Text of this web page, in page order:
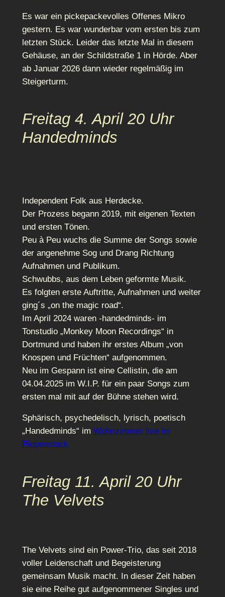
Es war ein pickepackevolles Offenes Mikro
gestern. Es war wunderbar vom ersten bis zum
letzten Stück. Leider das letzte Mal in diesem
Gehäuse, an der Schildstraße 1 in Hörde. Aber
ab Januar 2026 dann wieder regelmäßig im
Steigerturm.
Freitag 4. April 20 Uhr
Handedminds
Independent Folk aus Herdecke.
Der Prozess begann 2019, mit eigenen Texten
und ersten Tönen.
Peu à Peu wuchs die Summe der Songs sowie
der angenehme Sog und Drang Richtung
Aufnahmen und Publikum.
Schwubbs, aus dem Leben geformte Musik.
Es folgten erste Auftritte, Aufnahmen und weiter
ging´s „on the magic road“.
Im April 2024 waren -handedminds- im
Tonstudio „Monkey Moon Recordings“ in
Dortmund und haben ihr erstes Album „von
Knospen und Früchten“ aufgenommen.
Neu im Gespann ist eine Cellistin, die am
04.04.2025 im W.I.P. für ein paar Songs zum
ersten mal mit auf der Bühne stehen wird.
Sphärisch, psychedelisch, lyrisch, poetisch
„Handedminds“ im Wohnzimmer live im
Piepenstock
Freitag 11. April 20 Uhr
The Velvets
The Velvets sind ein Power-Trio, das seit 2018
voller Leidenschaft und Begeisterung
gemeinsam Musik macht. In dieser Zeit haben
sie eine Reihe gut aufgenommener Singles und